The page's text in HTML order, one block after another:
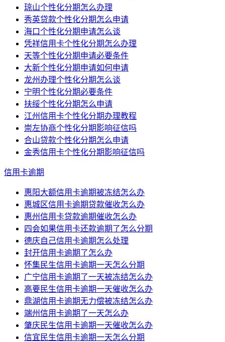
琼山个性化分期怎么办理
秀英贷款个性化分期怎么申请
海口个性化分期申请怎么谈
凭祥信用卡个性化分期怎么办理
天等个性化分期申请必要条件
大新个性化分期申请如何申请
龙州办理个性化分期怎么谈
宁明个性化分期必要条件
扶绥个性化分期怎么申请
江州信用卡个性化分期办理教程
崇左协商个性化分期影响征信吗
合山贷款个性化分期怎么申请
金秀信用卡个性化分期影响征信吗
信用卡逾期
惠阳大额信用卡逾期被冻结怎么办
惠城区信用卡逾期贷款催收怎么办
惠州信用卡贷款逾期催收怎么办
四会如果信用卡还款逾期了怎么分期
德庆自己信用卡逾期怎么处理
封开信用卡逾期了怎么办
怀集民生信用卡逾期一天怎么分期
广宁信用卡逾期了一天被冻结怎么办
高要民生信用卡逾期一天催收怎么办
鼎湖信用卡逾期无力偿被冻结怎么办
端州信用卡逾期了一天怎么办
肇庆民生信用卡逾期一天催收怎么办
信宜民生信用卡逾期一天怎么分期